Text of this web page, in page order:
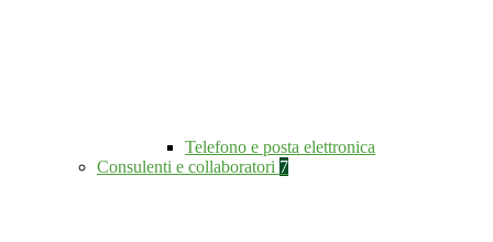
Telefono e posta elettronica
Consulenti e collaboratori 7